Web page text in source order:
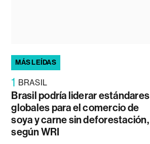
MÁS LEÍDAS
1 BRASIL
Brasil podría liderar estándares
globales para el comercio de
soya y carne sin deforestación,
según WRI